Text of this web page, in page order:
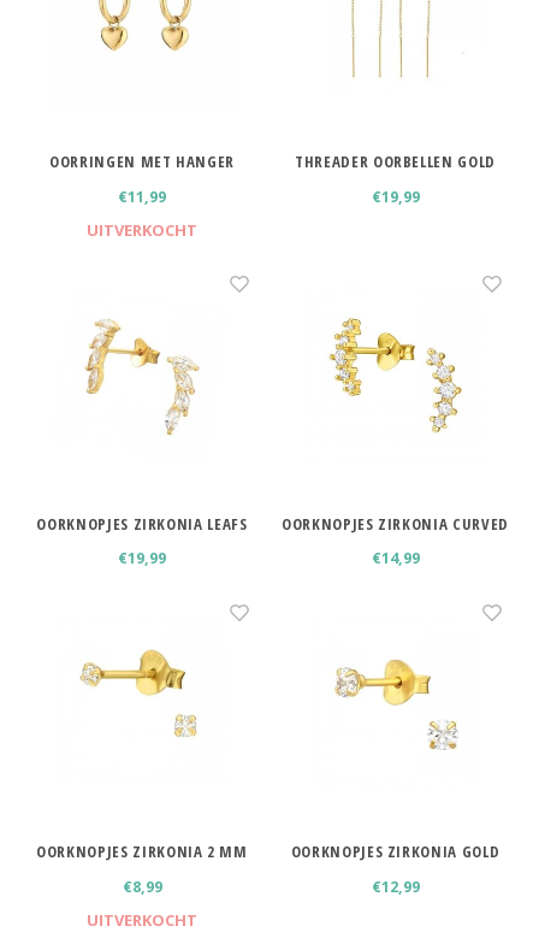
OORRINGEN MET HANGER
€11,99
UITVERKOCHT
THREADER OORBELLEN GOLD
€19,99
OORKNOPJES ZIRKONIA LEAFS
€19,99
OORKNOPJES ZIRKONIA CURVED
€14,99
OORKNOPJES ZIRKONIA 2 MM
€8,99
UITVERKOCHT
OORKNOPJES ZIRKONIA GOLD
€12,99